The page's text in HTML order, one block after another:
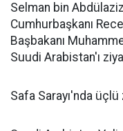
Selman bin
Cumhurbaşkanı
Başbakanı
Suudi Arabistan'ı
Safa Sarayı'nda üçlü